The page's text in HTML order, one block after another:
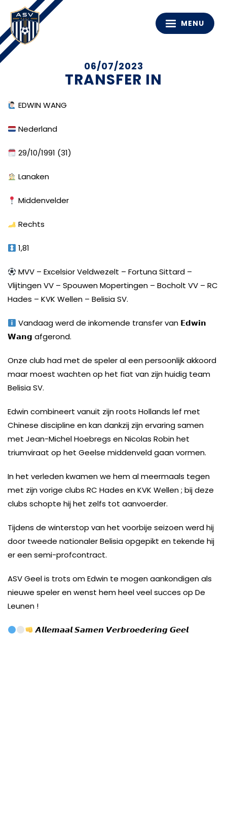
MENU
06/07/2023
TRANSFER IN
EDWIN WANG
Nederland
29/10/1991 (31)
Lanaken
Middenvelder
Rechts
1,81
MVV – Excelsior Veldwezelt – Fortuna Sittard –
Vlijtingen VV – Spouwen Mopertingen – Bocholt VV – RC
Hades – KVK Wellen – Belisia SV.
Vandaag werd de inkomende transfer van 𝗘𝗱𝘄𝗶𝗻
𝗪𝗮𝗻𝗴 afgerond.
Onze club had met de speler al een persoonlijk akkoord
maar moest wachten op het fiat van zijn huidig team
Belisia SV.
Edwin combineert vanuit zijn roots Hollands lef met
Chinese discipline en kan dankzij zijn ervaring samen
met Jean-Michel Hoebregs en Nicolas Robin het
triumviraat op het Geelse middenveld gaan vormen.
In het verleden kwamen we hem al meermaals tegen
met zijn vorige clubs RC Hades en KVK Wellen ; bij deze
clubs schopte hij het zelfs tot aanvoerder.
Tijdens de winterstop van het voorbije seizoen werd hij
door tweede nationaler Belisia opgepikt en tekende hij
er een semi-profcontract.
ASV Geel is trots om Edwin te mogen aankondigen als
nieuwe speler en wenst hem heel veel succes op De
Leunen !
𝘼𝙡𝙡𝙚𝙢𝙖𝙖𝙡𝙎𝙖𝙢𝙚𝙣 𝙑𝙚𝙧𝙗𝙧𝙤𝙚𝙙𝙚𝙧𝙞𝙣𝙜 𝙂𝙚𝙚𝙡